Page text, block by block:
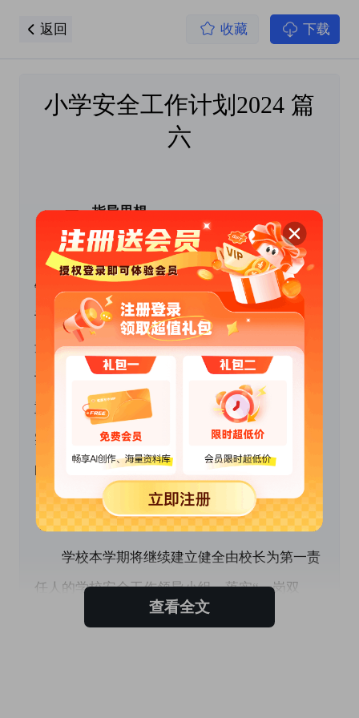
返回 收藏 下载
小学安全工作计划2024 篇
六
一、指导思想
认真贯彻落实“安全第一，预防为主”的方
针，以对人民群众负责，对师生负责的高度认
识，处理好学校安全工作与提高学校教育教学质
量的关系。我校本学期把安全工作纳入学校重要
议事日程，以建立健全各项学校安全工作制度为
重心，并认真贯彻落实，保障学校安全工作落到
实处，创建平安校园，为师生营造一个安全祥和
的工作和学习环境。
二、组织领导
学校本学期将继续建立健全由校长为第一责
任人的学校安全工作领导小组，落实“一岗双
责”机制，把安全工作摆到学校的主要工作议事
查看全文